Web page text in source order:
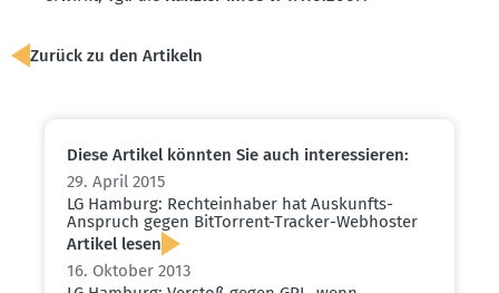
Zurück zu den Artikeln
Diese Artikel könnten Sie auch inter­es­sieren:
29. April 2015
LG Hamburg: Rechte­inhaber hat Auskunfts-
Anspruch gegen BitTorrent-Tracker-Webhoster
Artikel lesen
16. Oktober 2013